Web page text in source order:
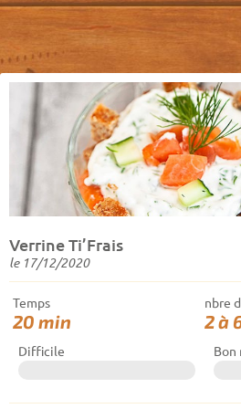
Verrine Ti’Frais
le 17/12/2020
Temps
20 min
nbre
2 à
Difficile Bon